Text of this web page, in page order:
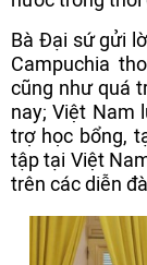
Bà Đại sứ gửi
Campuchia
cũng như quá
nay; Việt Nam
trợ học bổng,
tập tại Việt
trên các diễn